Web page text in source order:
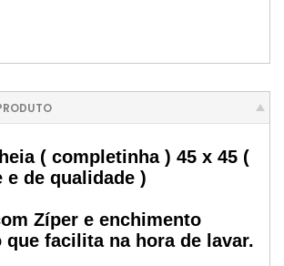
( completinha ) 45 x 45 (
e de qualidade )
Zíper e enchimento
que facilita na hora de lavar.